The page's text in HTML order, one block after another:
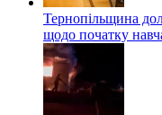
Тернопільщина
щодо початку